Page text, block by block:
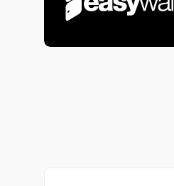
LME:
FOREX:
FOREX: